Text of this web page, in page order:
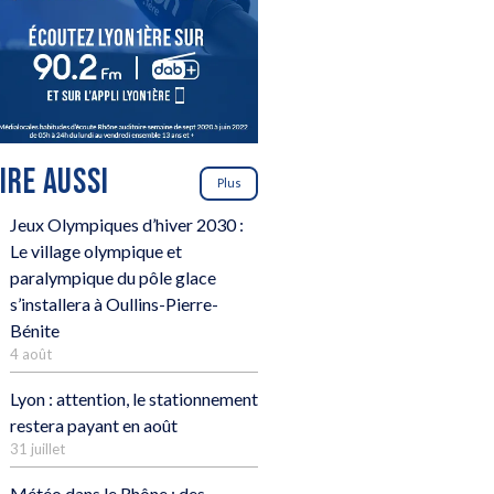
AUSSI Plus
Jeux Olympiques d’hiver 2030 :
Le village olympique et
paralympique du pôle glace
s’installera à Oullins-Pierre-
Bénite
4 août
Lyon : attention, le stationnement
restera payant en août
31 juillet